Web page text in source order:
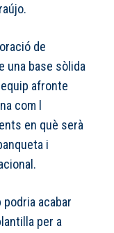
de
una base sòlida
afronte
com l
en què serà
i
acabar
per a